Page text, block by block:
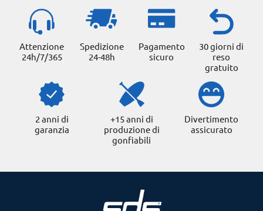
Attenzione
24h/7/365
Spedizione
24-48h
Pagamento
sicuro
30 giorni di
reso
gratuito
2 anni di
garanzia
+15 anni di
produzione di
gonfiabili
Divertimento
assicurato